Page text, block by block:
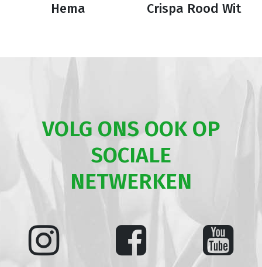
Hema Crispa Rood Wit
VOLG ONS OOK OP
SOCIALE
NETWERKEN